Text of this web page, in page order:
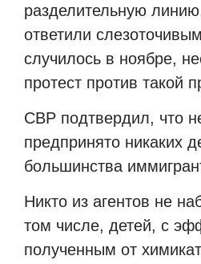
разделительную
ответили
случилось в ноябре,
протест против такой
CBP подтвердил, что
предпринято никаких
большинства
Никто из агентов не
том числе, детей, с
полученным от